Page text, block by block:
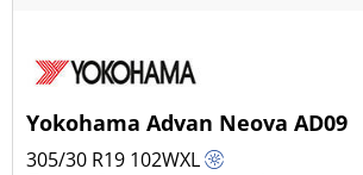
Yokohama Advan Neova AD09
305/30 R19 102WXL